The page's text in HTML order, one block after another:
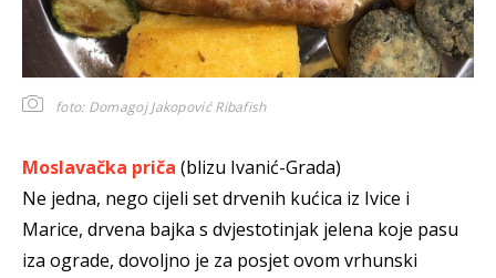
foto: Domagoj Jakopović Ribafish
Moslavačka priča (blizu Ivanić-Grada)
Ne jedna, nego cijeli set drvenih kućica iz Ivice i
Marice, drvena bajka s dvjestotinjak jelena koje pasu
iza ograde, dovoljno je za posjet ovom vrhunski